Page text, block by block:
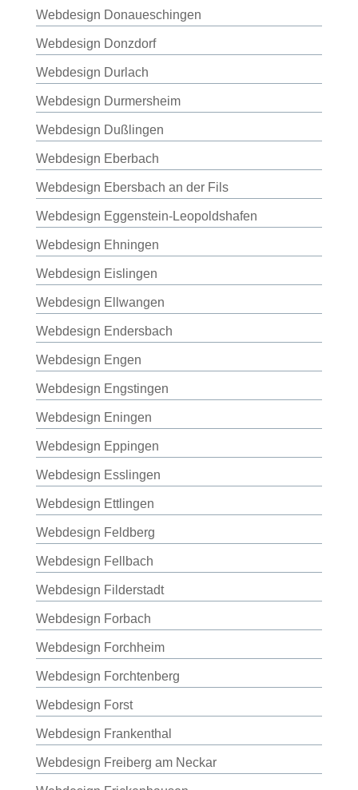
Webdesign Donaueschingen
Webdesign Donzdorf
Webdesign Durlach
Webdesign Durmersheim
Webdesign Dußlingen
Webdesign Eberbach
Webdesign Ebersbach an der Fils
Webdesign Eggenstein-Leopoldshafen
Webdesign Ehningen
Webdesign Eislingen
Webdesign Ellwangen
Webdesign Endersbach
Webdesign Engen
Webdesign Engstingen
Webdesign Eningen
Webdesign Eppingen
Webdesign Esslingen
Webdesign Ettlingen
Webdesign Feldberg
Webdesign Fellbach
Webdesign Filderstadt
Webdesign Forbach
Webdesign Forchheim
Webdesign Forchtenberg
Webdesign Forst
Webdesign Frankenthal
Webdesign Freiberg am Neckar